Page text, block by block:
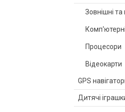
Зовнішні та
Процесори
Відеокарти
GPS
Дитячі